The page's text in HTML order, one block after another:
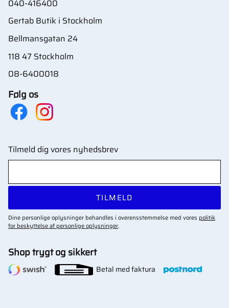
040-416400
Gertab Butik i Stockholm
Bellmansgatan 24
118 47 Stockholm
08-6400018
Følg os
Tilmeld dig vores nyhedsbrev
TILMELD
Dine personlige oplysninger behandles i overensstemmelse med vores politik
for beskyttelse af personlige oplysninger.
Shop trygt og sikkert
Betal med faktura